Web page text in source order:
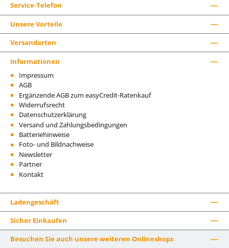
Service-Telefon
Unsere Vorteile
Versandarten
Informationen
Impressum
AGB
Ergänzende AGB zum easyCredit-Ratenkauf
Widerrufsrecht
Datenschutzerklärung
Versand und Zahlungsbedingungen
Batteriehinweise
Foto- und Bildnachweise
Newsletter
Partner
Kontakt
Ladengeschäft
Sicher Einkaufen
Besuchen Sie auch unsere weiteren Onlineshops